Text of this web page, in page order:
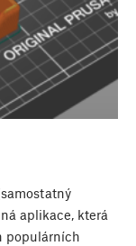
aplikace, která
populárních